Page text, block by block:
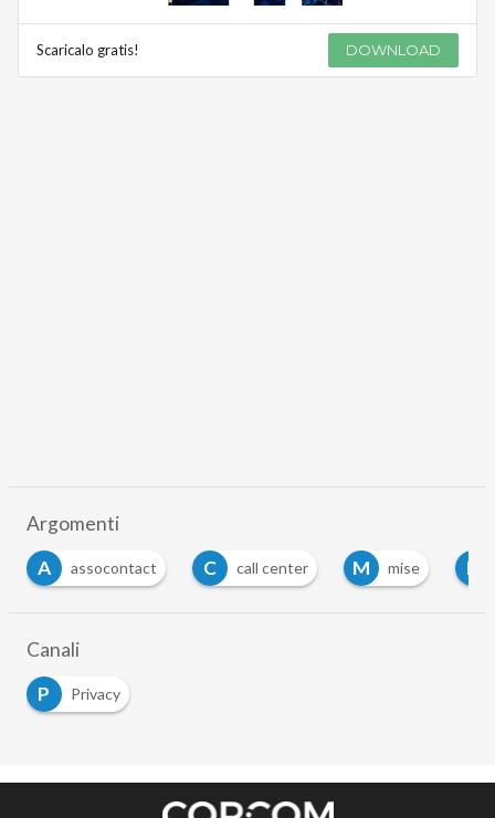
Scaricalo gratis! DOWNLOAD
Argomenti
A
assocontact C call center M mise P
Canali
P
Privacy